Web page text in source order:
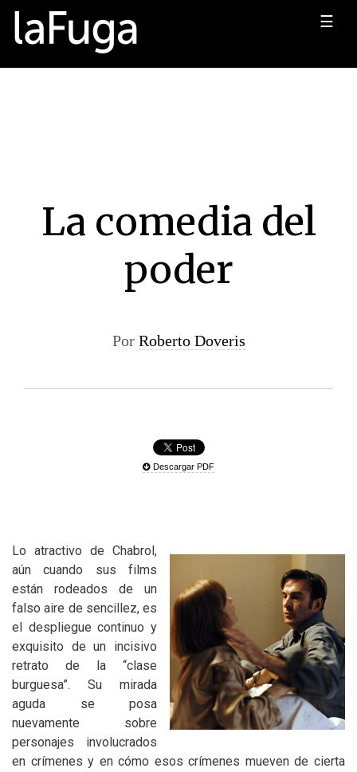
☰
La comedia del
poder
Por Roberto Doveris
Descargar PDF
Lo atractivo de Chabrol,
aún cuando sus films
están rodeados de un
falso aire de sencillez, es
el despliegue continuo y
exquisito de un incisivo
retrato de la “clase
burguesa”. Su mirada
aguda se posa
nuevamente sobre
personajes involucrados
en crímenes y en cómo esos crímenes mueven de cierta